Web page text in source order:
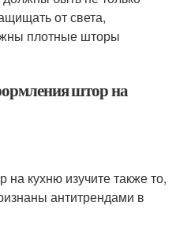
от света,
плотные шторы
штор на
кухню изучите также то,
антитрендами в